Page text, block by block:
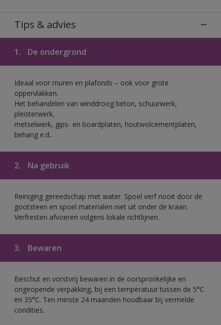
Tips & advies
1. De ondergrond
Ideaal voor muren en plafonds – ook voor grote
oppervlakken.
Het behandelen van winddroog beton, schuurwerk,
pleisterwerk,
metselwerk, gips- en boardplaten, houtwolcementplaten,
behang e.d..
2. Na gebruik
Reiniging gereedschap met water. Spoel verf nooit door de
gootsteen en spoel materialen niet uit onder de kraan.
Verfresten afvoeren volgens lokale richtlijnen.
3. Bewaren
Beschut en vorstvrij bewaren in de oorspronkelijke en
ongeopende verpakking, bij een temperatuur tussen de 5°C
en 35°C. Ten minste 24 maanden houdbaar bij vermelde
condities.